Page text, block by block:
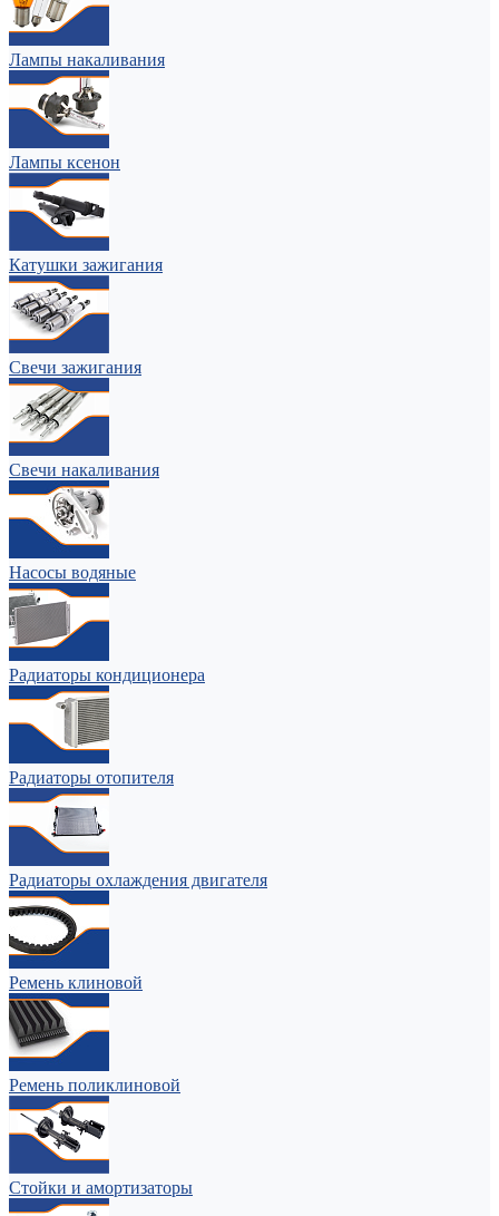
Лампы накаливания
Лампы ксенон
Катушки зажигания
Свечи зажигания
Свечи накаливания
Насосы водяные
Радиаторы кондиционера
Радиаторы отопителя
Радиаторы охлаждения двигателя
Ремень клиновой
Ремень поликлиновой
Стойки и амортизаторы